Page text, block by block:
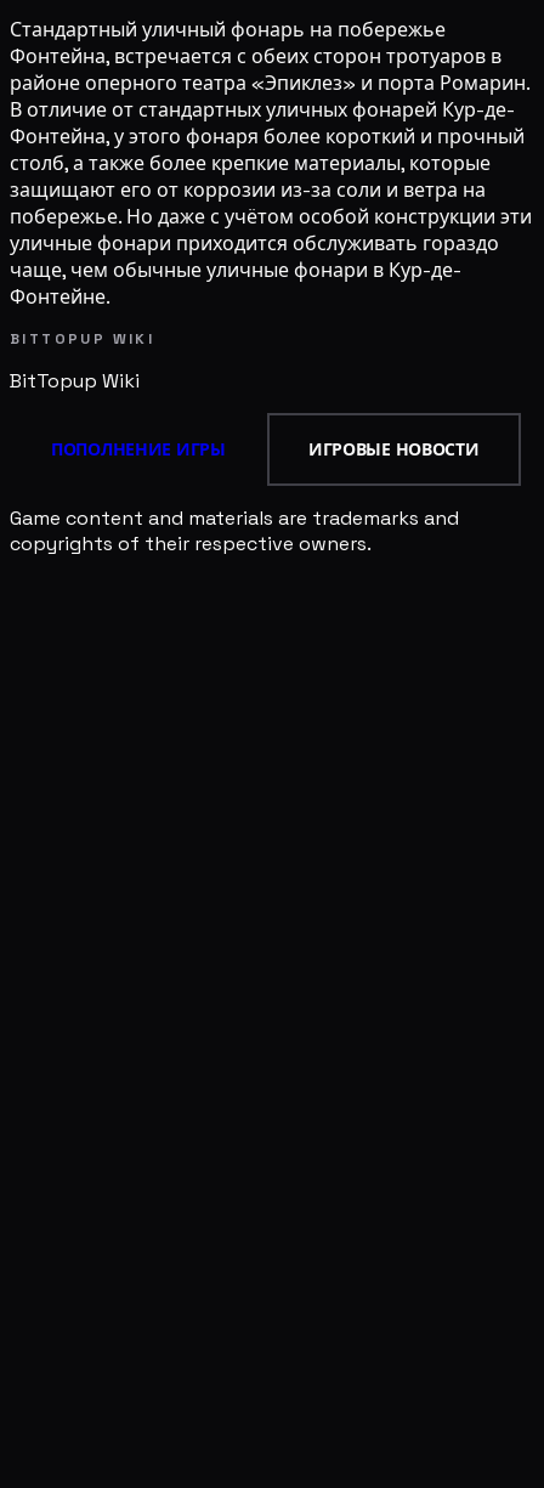
Стандартный уличный фонарь на побережье
Фонтейна, встречается с обеих сторон тротуаров в
районе оперного театра «Эпиклез» и порта Ромарин.
В отличие от стандартных уличных фонарей Кур-де-
Фонтейна, у этого фонаря более короткий и прочный
столб, а также более крепкие материалы, которые
защищают его от коррозии из-за соли и ветра на
побережье. Но даже с учётом особой конструкции эти
уличные фонари приходится обслуживать гораздо
чаще, чем обычные уличные фонари в Кур-де-
Фонтейне.
BITTOPUP WIKI
BitTopup Wiki
ПОПОЛНЕНИЕ ИГРЫ ИГРОВЫЕ НОВОСТИ
Game content and materials are trademarks and
copyrights of their respective owners.